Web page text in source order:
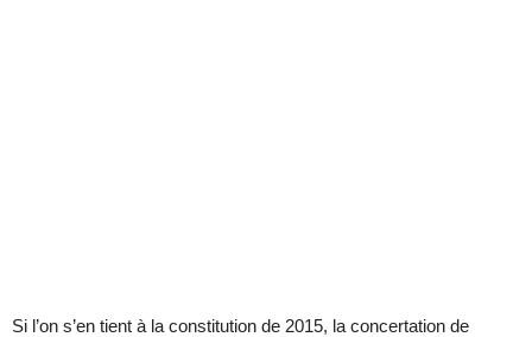
Si l’on s’en tient à la constitution de 2015, la concertation de